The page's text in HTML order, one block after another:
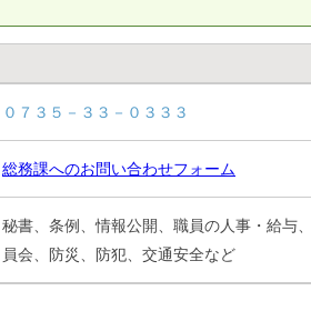
０７３５－３３－０３３３
総務課へのお問い合わせフォーム
秘書、条例、情報公開、職員の人事・給与
員会、防災、防犯、交通安全など